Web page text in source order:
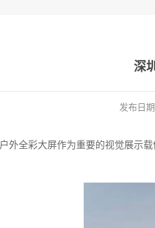
深
发布日期
外全彩大屏作为重要的视觉展示